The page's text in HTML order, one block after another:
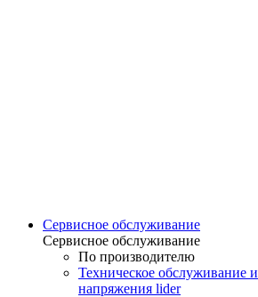
Сервисное обслуживание
Сервисное обслуживание
По производителю
Техническое обслуживание
напряжения lider